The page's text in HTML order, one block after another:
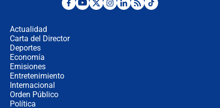
"Prohibir es la salida fácil": ¿Qué
Actualidad
Carta del Director
Deportes
Economía
Emisiones
Entretenimiento
Internacional
Orden Público
Política